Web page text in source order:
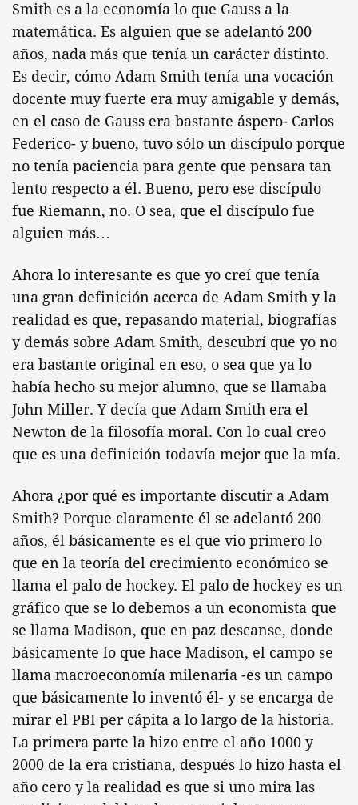
Smith es a la economía lo que Gauss a la
matemática. Es alguien que se adelantó 200
años, nada más que tenía un carácter distinto.
Es decir, cómo Adam Smith tenía una vocación
docente muy fuerte era muy amigable y demás,
en el caso de Gauss era bastante áspero- Carlos
Federico- y bueno, tuvo sólo un discípulo porque
no tenía paciencia para gente que pensara tan
lento respecto a él. Bueno, pero ese discípulo
fue Riemann, no. O sea, que el discípulo fue
alguien más…
Ahora lo interesante es que yo creí que tenía
una gran definición acerca de Adam Smith y la
realidad es que, repasando material, biografías
y demás sobre Adam Smith, descubrí que yo no
era bastante original en eso, o sea que ya lo
había hecho su mejor alumno, que se llamaba
John Miller. Y decía que Adam Smith era el
Newton de la filosofía moral. Con lo cual creo
que es una definición todavía mejor que la mía.
Ahora ¿por qué es importante discutir a Adam
Smith? Porque claramente él se adelantó 200
años, él básicamente es el que vio primero lo
que en la teoría del crecimiento económico se
llama el palo de hockey. El palo de hockey es un
gráfico que se lo debemos a un economista que
se llama Madison, que en paz descanse, donde
básicamente lo que hace Madison, el campo se
llama macroeconomía milenaria -es un campo
que básicamente lo inventó él- y se encarga de
mirar el PBI per cápita a lo largo de la historia.
La primera parte la hizo entre el año 1000 y
2000 de la era cristiana, después lo hizo hasta el
año cero y la realidad es que si uno mira las